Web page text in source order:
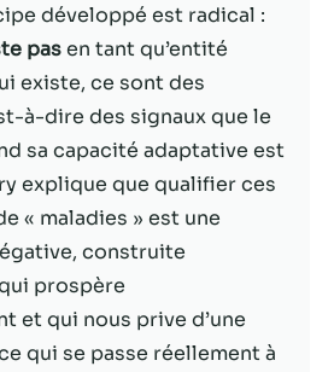
développé est radical :
pasen tant qu’entité
existe, ce sont des
à-dire des signaux que le
sa capacité adaptative est
explique que qualifier ces
« maladies » est une
construite
prospère
et qui nous prive d’une
qui se passe réellement à
Statistiques
Afin que nous
puissions
améliorer la
fonctionnalité
et la structure
du site Web,
en fonction
de la façon
dont le site
Web est
utilisé.